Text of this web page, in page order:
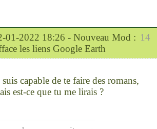
14
01-2022 18:26 - Nouveau Mod :
les liens Google Earth
suis capable de te faire des romans,
est-ce que tu me lirais ?